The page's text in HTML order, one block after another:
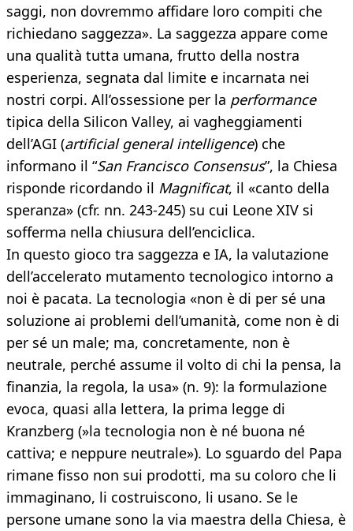
saggi, non dovremmo affidare loro compiti che
richiedano saggezza». La saggezza appare come
una qualità tutta umana, frutto della nostra
esperienza, segnata dal limite e incarnata nei
nostri corpi. All’ossessione per la performance
tipica della Silicon Valley, ai vagheggiamenti
dell’AGI (artificial general intelligence) che
informano il “San Francisco Consensus”, la Chiesa
risponde ricordando il Magnificat, il «canto della
speranza» (cfr. nn. 243-245) su cui Leone XIV si
sofferma nella chiusura dell’enciclica.
In questo gioco tra saggezza e IA, la valutazione
dell’accelerato mutamento tecnologico intorno a
noi è pacata. La tecnologia «non è di per sé una
soluzione ai problemi dell’umanità, come non è di
per sé un male; ma, concretamente, non è
neutrale, perché assume il volto di chi la pensa, la
finanzia, la regola, la usa» (n. 9): la formulazione
evoca, quasi alla lettera, la prima legge di
Kranzberg (»la tecnologia non è né buona né
cattiva; e neppure neutrale»). Lo sguardo del Papa
rimane fisso non sui prodotti, ma su coloro che li
immaginano, li costruiscono, li usano. Se le
persone umane sono la via maestra della Chiesa, è